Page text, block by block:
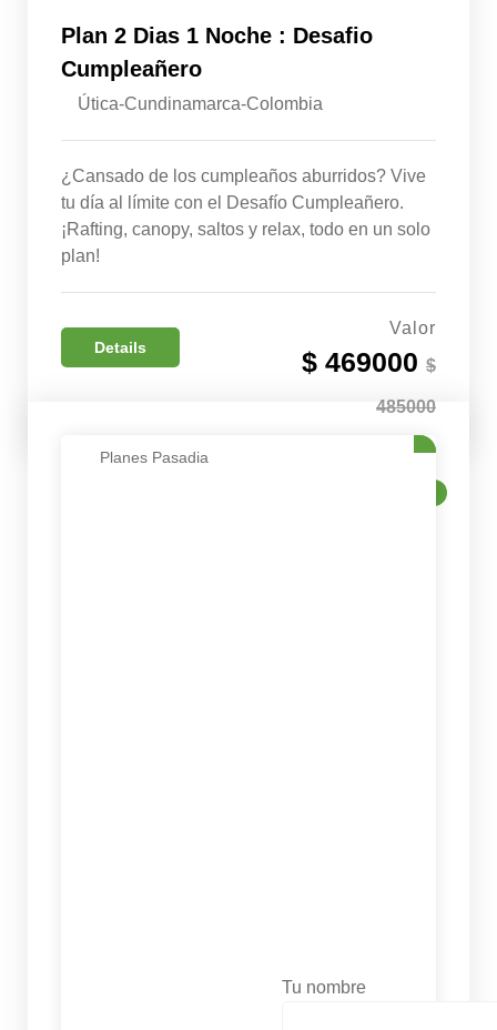
Plan 2 Dias 1 Noche : Desafio
Cumpleañero
Útica-Cundinamarca-Colombia
¿Cansado de los cumpleaños aburridos? Vive
tu día al límite con el Desafío Cumpleañero.
¡Rafting, canopy, saltos y relax, todo en un solo
plan!
Details
Valor
$ 469000 $
485000
Planes Pasadia
Tu nombre